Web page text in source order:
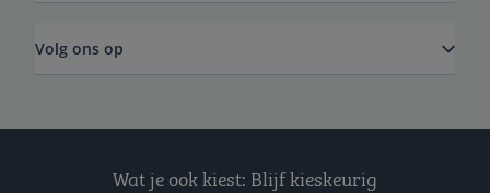
Volg ons op
Wat je ook kiest: Blijf kieskeurig